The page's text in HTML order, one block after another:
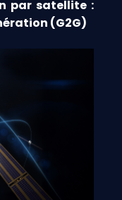
par satellite :
(G2G)